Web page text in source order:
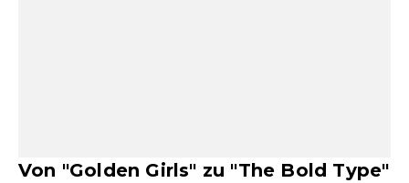
Von "Golden Girls" zu "The Bold Type"